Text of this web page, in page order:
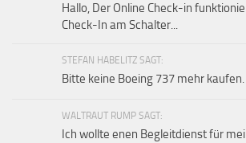
Hallo, Der Online Check-in
Check-In am Schalter...
STEFAN HABELITZ SAGT:
Bitte keine Boeing 737 mehr kaufen.
WALTRAUT RUMP SAGT:
Ich wollte enen Begleitdienst für